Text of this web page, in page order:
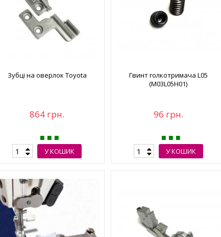
Зубці на оверлок Toyota
864 грн.
У КОШИК
Гвинт голкотримача L05
(M03L05H01)
96 грн.
У КОШИК